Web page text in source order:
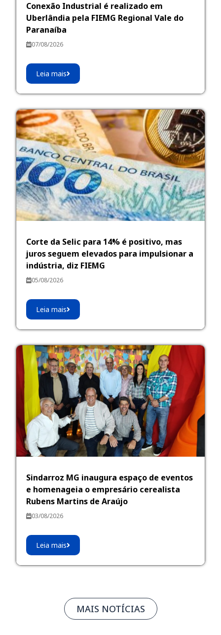
Conexão Industrial é realizado em
Uberlândia pela FIEMG Regional Vale do
Paranaíba
07/08/2026
Leia mais
Corte da Selic para 14% é positivo, mas
juros seguem elevados para impulsionar a
indústria, diz FIEMG
05/08/2026
Leia mais
Sindarroz MG inaugura espaço de eventos
e homenageia o empresário cerealista
Rubens Martins de Araújo
03/08/2026
Leia mais
MAIS NOTÍCIAS